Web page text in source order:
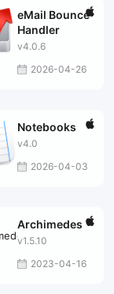
eMail Bounce
Handler
v4.0.6
2026-04-26
Notebooks
v4.0
2026-04-03
Archimedes
v1.5.10
2023-04-16